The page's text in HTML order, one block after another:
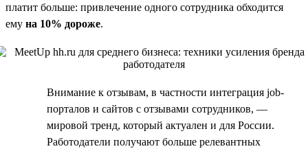
платит больше: привлечение одного сотрудника обходится
ему на 10% дороже.
Внимание к отзывам, в частности интеграция job-
порталов и сайтов с отзывами сотрудников, —
мировой тренд, который актуален и для России.
Работодатели получают больше релевантных